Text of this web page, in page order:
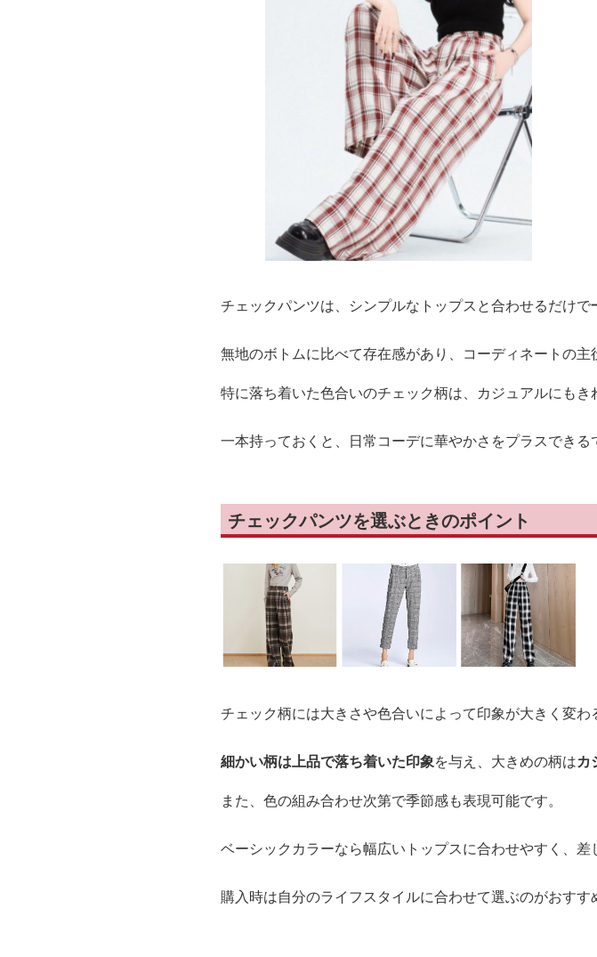
チェックパンツは、シンプルなトップスと合わせるだけで
無地のボトムに比べて存在感があり、コーディネートの主
特に落ち着いた色合いのチェック柄は、カジュアルにも
一本持っておくと、日常コーデに華やかさをプラスできる
チェックパンツを選ぶときのポイント
チェック柄には大きさや色合いによって印象が大きく変わ
細かい柄は上品で落ち着いた印象を与え、大きめの柄はカ
また、色の組み合わせ次第で季節感も表現可能です。
ベーシックカラーなら幅広いトップスに合わせやすく、
購入時は自分のライフスタイルに合わせて選ぶのがおすす